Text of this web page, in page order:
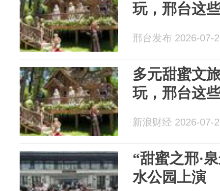
玩，邢台这
邢台发布 2026-07-
多元甜蜜文
玩，邢台这
新浪财经 2026-07-
“甜蜜之邢·
水公园上演